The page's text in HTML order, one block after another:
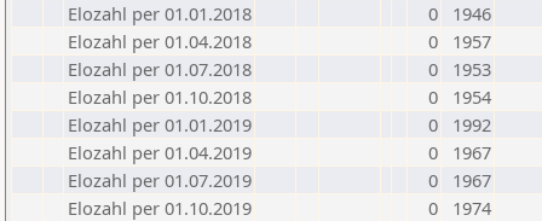
Elozahl per 01.01.2018
0
1946
Elozahl per 01.04.2018
0
1957
Elozahl per 01.07.2018
0
1953
Elozahl per 01.10.2018
0
1954
Elozahl per 01.01.2019
0
1992
Elozahl per 01.04.2019
0
1967
Elozahl per 01.07.2019
0
1967
Elozahl per 01.10.2019
0
1974